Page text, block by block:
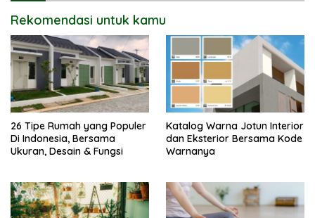
Rekomendasi untuk kamu
26 Tipe Rumah yang Populer
Di Indonesia, Bersama
Ukuran, Desain & Fungsi
Katalog Warna Jotun Interior
dan Eksterior Bersama Kode
Warnanya